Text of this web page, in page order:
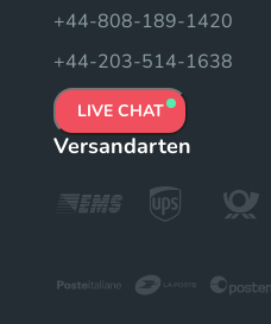
+44-808-189-1420
+44-203-514-1638
LIVE CHAT
Versandarten